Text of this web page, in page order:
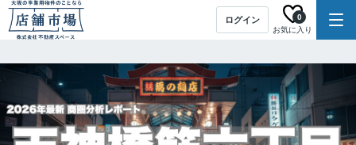
ログイン
お気に入り
0